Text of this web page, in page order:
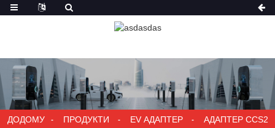
ДОДОМУ ПРОДУКТИ EV АДАПТЕР АДАПТЕР CCS2